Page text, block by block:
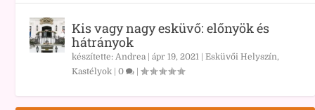
Kis vagy nagy esküvő: előnyök és
hátrányok
készítette:Andrea |ápr 19, 2021 |Esküvői Helyszín,
Kastélyok |0 |